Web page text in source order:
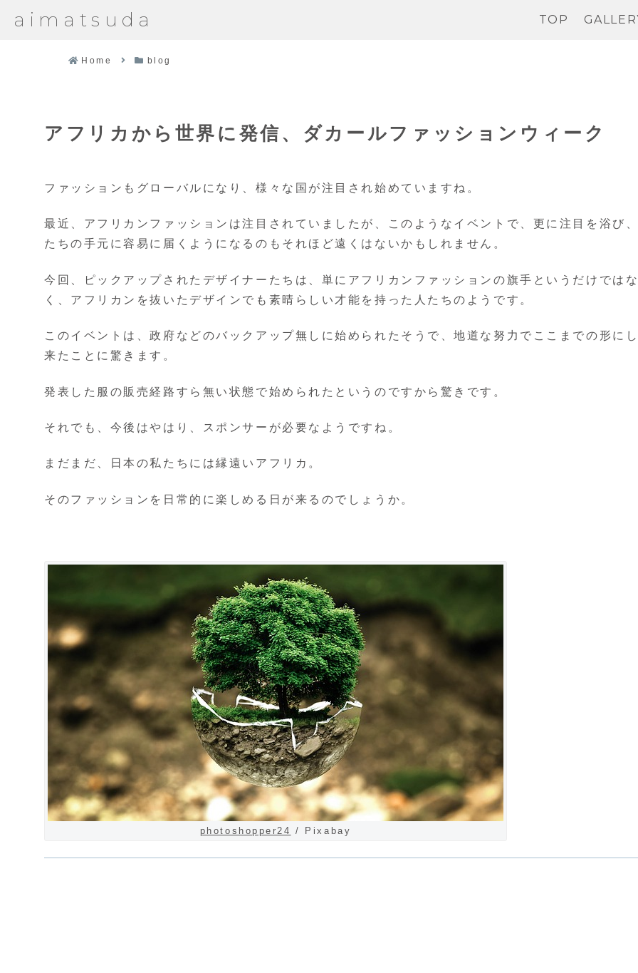
aimatsuda TOP
Home blog
アフリカから世界に発信、ダカールファッションウィーク
ファッションもグローバルになり、様々な国が注目され始めていますね。
最近、アフリカンファッションは注目されていましたが、このようなイベントで、更に注目を浴び
たちの手元に容易に届くようになるのもそれほど遠くはないかもしれません。
今回、ピックアップされたデザイナーたちは、単にアフリカンファッションの旗手というだけでは
く、アフリカンを抜いたデザインでも素晴らしい才能を持った人たちのようです。
このイベントは、政府などのバックアップ無しに始められたそうで、地道な努力でここまでの形に
来たことに驚きます。
発表した服の販売経路すら無い状態で始められたというのですから驚きです。
それでも、今後はやはり、スポンサーが必要なようですね。
まだまだ、日本の私たちには縁遠いアフリカ。
そのファッションを日常的に楽しめる日が来るのでしょうか。
photoshopper24 / Pixabay